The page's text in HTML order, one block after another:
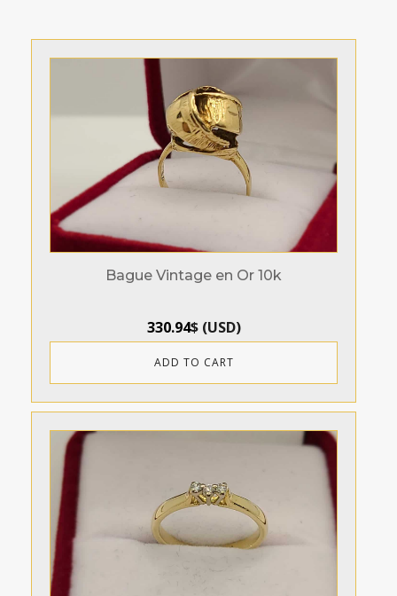
Bague Vintage en Or 10k
330.94$(USD)
ADD TO CART